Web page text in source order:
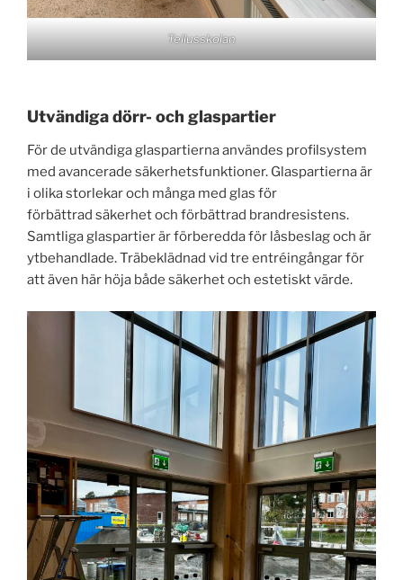
Tellusskolan
Utvändiga dörr- och glaspartier
För de utvändiga glaspartierna användes profilsystem
med avancerade säkerhetsfunktioner. Glaspartierna är
i olika storlekar och många med glas för
förbättrad säkerhet och förbättrad brandresistens.
Samtliga glaspartier är förberedda för låsbeslag och är
ytbehandlade. Träbeklädnad vid tre entréingångar för
att även här höja både säkerhet och estetiskt värde.